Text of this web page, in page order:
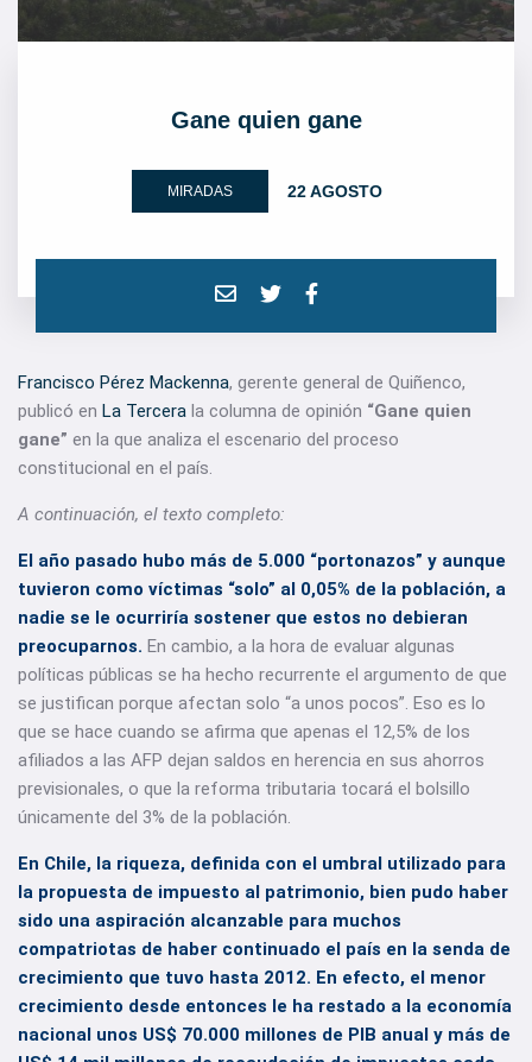
Gane quien gane
MIRADAS 22 AGOSTO
Francisco Pérez Mackenna, gerente general de Quiñenco,
publicó en La Tercera la columna de opinión “Gane quien
gane” en la que analiza el escenario del proceso
constitucional en el país.
A continuación, el texto completo:
El año pasado hubo más de 5.000 “portonazos” y aunque
tuvieron como víctimas “solo” al 0,05% de la población, a
nadie se le ocurriría sostener que estos no debieran
preocuparnos. En cambio, a la hora de evaluar algunas
políticas públicas se ha hecho recurrente el argumento de que
se justifican porque afectan solo “a unos pocos”. Eso es lo
que se hace cuando se afirma que apenas el 12,5% de los
afiliados a las AFP dejan saldos en herencia en sus ahorros
previsionales, o que la reforma tributaria tocará el bolsillo
únicamente del 3% de la población.
En Chile, la riqueza, definida con el umbral utilizado para
la propuesta de impuesto al patrimonio, bien pudo haber
sido una aspiración alcanzable para muchos
compatriotas de haber continuado el país en la senda de
crecimiento que tuvo hasta 2012. En efecto, el menor
crecimiento desde entonces le ha restado a la economía
nacional unos US$ 70.000 millones de PIB anual y más de